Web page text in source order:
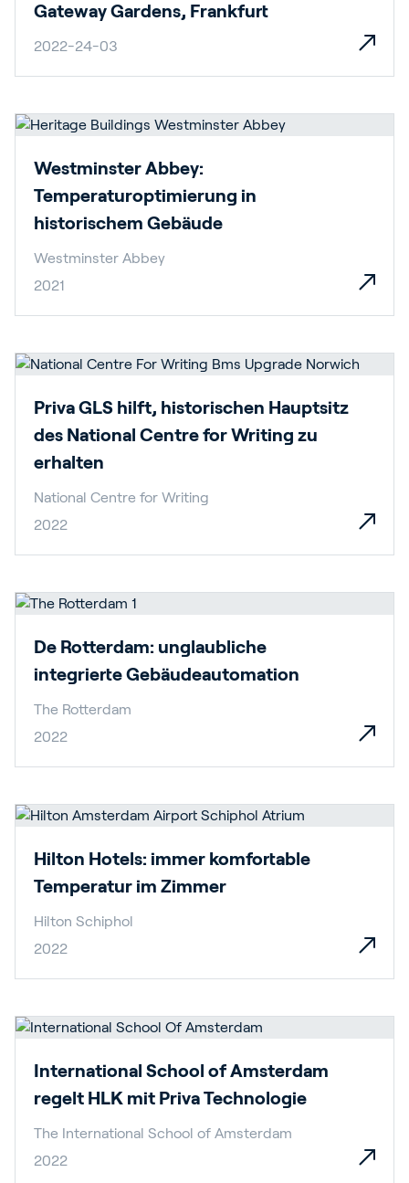
Gateway Gardens, Frankfurt
2022-24-03
Westminster Abbey:
Temperaturoptimierung in
historischem Gebäude
Westminster Abbey
2021
Priva GLS hilft, historischen Hauptsitz
des National Centre for Writing zu
erhalten
National Centre for Writing
2022
De Rotterdam: unglaubliche
integrierte Gebäudeautomation
The Rotterdam
2022
Hilton Hotels: immer komfortable
Temperatur im Zimmer
Hilton Schiphol
2022
International School of Amsterdam
regelt HLK mit Priva Technologie
The International School of Amsterdam
2022